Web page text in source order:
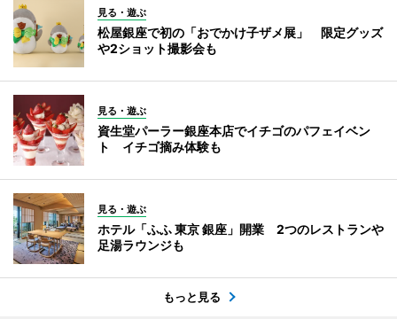
見る・遊ぶ
松屋銀座で初の「おでかけ子ザメ展」 限定グッズ
や2ショット撮影会も
見る・遊ぶ
資生堂パーラー銀座本店でイチゴのパフェイベン
ト イチゴ摘み体験も
見る・遊ぶ
ホテル「ふふ 東京 銀座」開業 2つのレストランや
足湯ラウンジも
もっと見る